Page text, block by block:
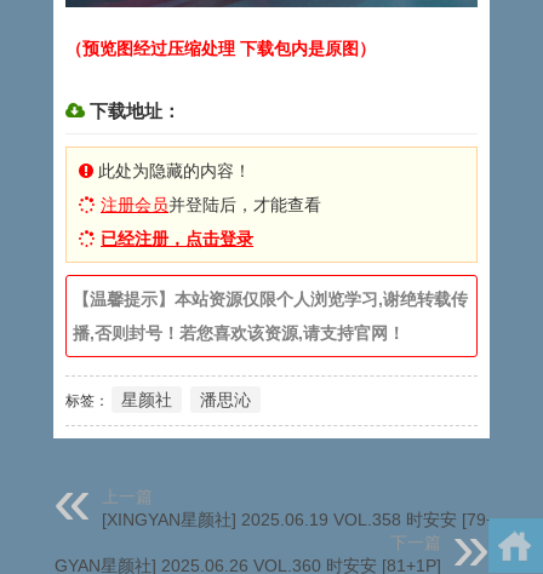
（预览图经过压缩处理 下载包内是原图）
下载地址：
此处为隐藏的内容！
注册会员并登陆后，才能查看
已经注册，点击登录
【温馨提示】本站资源仅限个人浏览学习,谢绝转载传
播,否则封号！若您喜欢该资源,请支持官网！
标签： 星颜社 潘思沁
上一篇
[XINGYAN星颜社] 2025.06.19 VOL.358 时安安 [79+1P]
下一篇
[XINGYAN星颜社] 2025.06.26 VOL.360 时安安 [81+1P]